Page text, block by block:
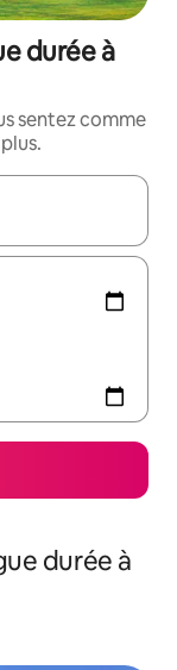
durée à
sentez comme
flèches vers le
durée à